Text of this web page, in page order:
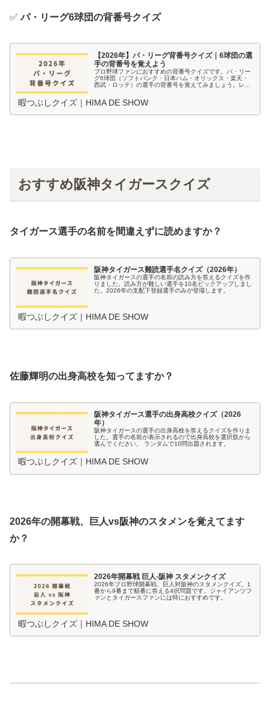
✅パ・リーグ6球団の背番号クイズ
【2026年】パ・リーグ背番号クイズ｜6球団の選
手の背番号を覚えよう
プロ野球ファンにおすすめの背番号クイズです。パ・リー
グ6球団（ソフトバンク・日本ハム・オリックス・楽天・
西武・ロッテ）の選手の背番号を覚えてみましょう。レベ
暇つぶしクイズ｜HIMA DE SHOW
おすすめ阪神タイガースクイズ
タイガース選手の名前を間違えずに読めますか？
阪神タイガース難読選手名クイズ（2026年）
阪神タイガースの選手の名前の読み方を答えるクイズを作
りました。読み方が難しい選手を10名ピックアップしまし
た。2026年の支配下登録選手のみが登場します。
暇つぶしクイズ｜HIMA DE SHOW
佐藤輝明の出身高校を知ってますか？
阪神タイガース選手の出身高校クイズ（2026
年）
阪神タイガースの選手の出身高校を答えるクイズを作りま
した。選手の名前が表示されるので出身高校を選択肢から
選んでください。 ランダムで10問出題されます。
暇つぶしクイズ｜HIMA DE SHOW
2026年の開幕戦、巨人vs阪神のスタメンを覚えてます
か？
2026年開幕戦 巨人-阪神 スタメンクイズ
2026年プロ野球開幕戦、巨人対阪神のスタメンクイズ。1
番から9番まで順番に答える4択問題です。ジャイアンツフ
ァンとタイガースファンには特におすすめです。
暇つぶしクイズ｜HIMA DE SHOW